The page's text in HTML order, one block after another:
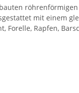
röhrenförmigen
mit einem
Forelle, Rapfen,